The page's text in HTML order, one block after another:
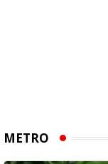
METRO